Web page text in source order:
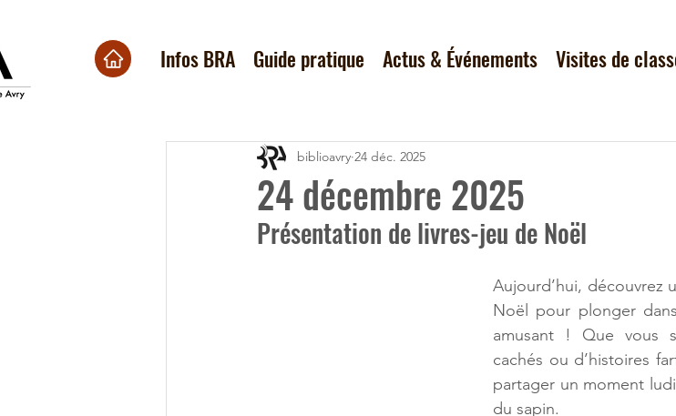
Infos BRA Guide pratique Actus & Événements Visites de
24 décembre 2025
biblioavry 24 déc. 2025
Présentation de livres-jeu de Noël
Aujourd’hui, découvrez
Noël pour plonger
amusant ! Que vous
cachés ou d’histoires
partager un moment
du sapin.